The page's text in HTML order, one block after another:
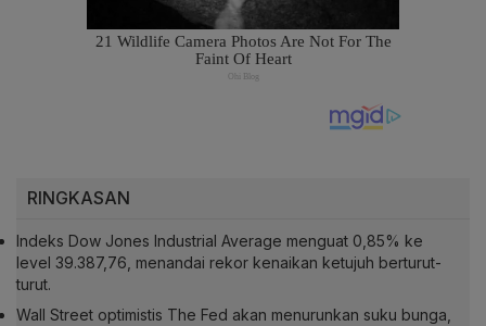
RINGKASAN
Indeks Dow Jones Industrial Average menguat 0,85% ke
level 39.387,76, menandai rekor kenaikan ketujuh berturut-
turut.
Wall Street optimistis The Fed akan menurunkan suku bunga,